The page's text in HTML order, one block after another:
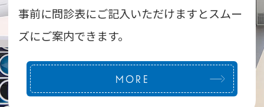
事前に問診表にご記入いただけますとスムー
ズにご案内できます。
MORE